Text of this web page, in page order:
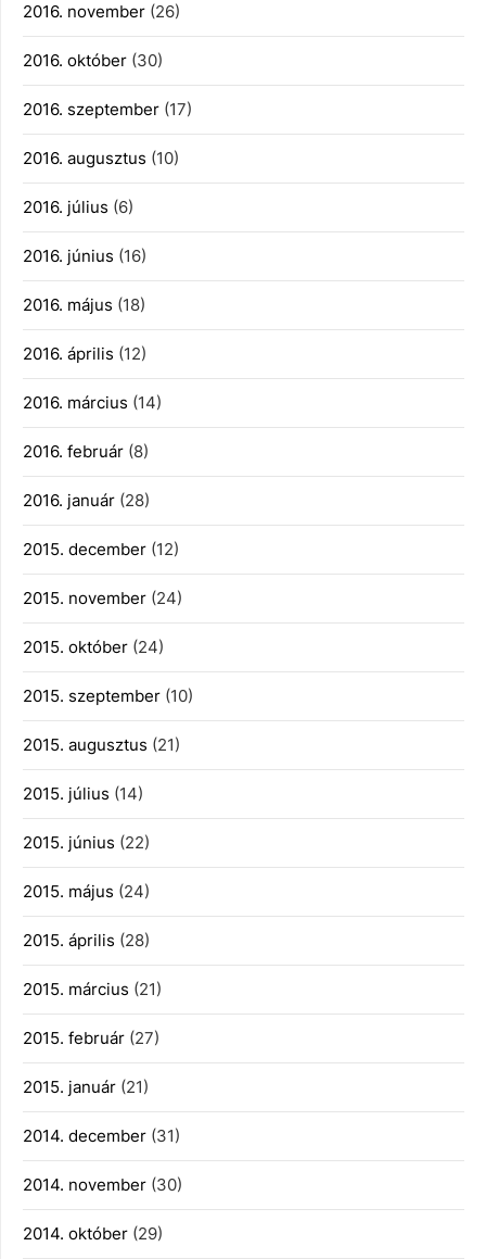
2016. november (26)
2016. október (30)
2016. szeptember (17)
2016. augusztus (10)
2016. július (6)
2016. június (16)
2016. május (18)
2016. április (12)
2016. március (14)
2016. február (8)
2016. január (28)
2015. december (12)
2015. november (24)
2015. október (24)
2015. szeptember (10)
2015. augusztus (21)
2015. július (14)
2015. június (22)
2015. május (24)
2015. április (28)
2015. március (21)
2015. február (27)
2015. január (21)
2014. december (31)
2014. november (30)
2014. október (29)